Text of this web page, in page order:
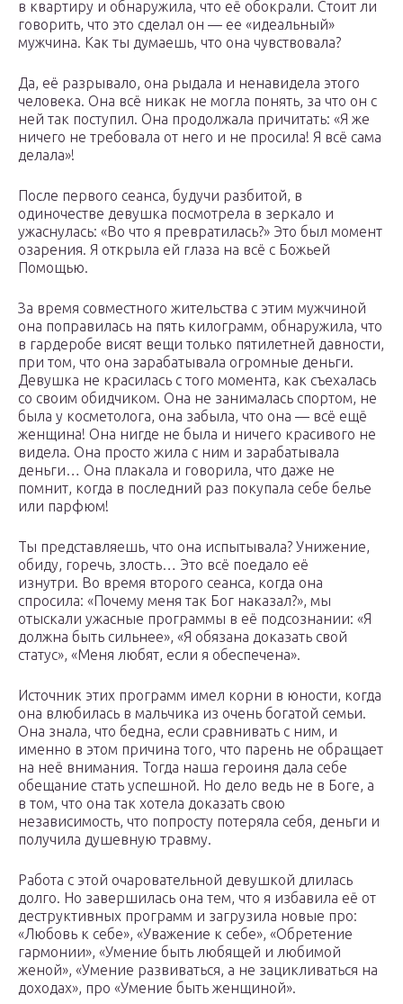
в квартиру и обнаружила, что её обокрали. Стоит ли
говорить, что это сделал он — ее «идеальный»
мужчина. Как ты думаешь, что она чувствовала?
Да, её разрывало, она рыдала и ненавидела этого
человека. Она всё никак не могла понять, за что он с
ней так поступил. Она продолжала причитать: «Я же
ничего не требовала от него и не просила! Я всё сама
делала»!
После первого сеанса, будучи разбитой, в
одиночестве девушка посмотрела в зеркало и
ужаснулась: «Во что я превратилась?» Это был момент
озарения. Я открыла ей глаза на всё с Божьей
Помощью.
За время совместного жительства с этим мужчиной
она поправилась на пять килограмм, обнаружила, что
в гардеробе висят вещи только пятилетней давности,
при том, что она зарабатывала огромные деньги.
Девушка не красилась с того момента, как съехалась
со своим обидчиком. Она не занималась спортом, не
была у косметолога, она забыла, что она — всё ещё
женщина! Она нигде не была и ничего красивого не
видела. Она просто жила с ним и зарабатывала
деньги… Она плакала и говорила, что даже не
помнит, когда в последний раз покупала себе белье
или парфюм!
Ты представляешь, что она испытывала? Унижение,
обиду, горечь, злость… Это всё поедало её
изнутри. Во время второго сеанса, когда она
спросила: «Почему меня так Бог наказал?», мы
отыскали ужасные программы в её подсознании: «Я
должна быть сильнее», «Я обязана доказать свой
статус», «Меня любят, если я обеспечена».
Источник этих программ имел корни в юности, когда
она влюбилась в мальчика из очень богатой семьи.
Она знала, что бедна, если сравнивать с ним, и
именно в этом причина того, что парень не обращает
на неё внимания. Тогда наша героиня дала себе
обещание стать успешной. Но дело ведь не в Боге, а
в том, что она так хотела доказать свою
независимость, что попросту потеряла себя, деньги и
получила душевную травму.
Работа с этой очаровательной девушкой длилась
долго. Но завершилась она тем, что я избавила её от
деструктивных программ и загрузила новые про:
«Любовь к себе», «Уважение к себе», «Обретение
гармонии», «Умение быть любящей и любимой
женой», «Умение развиваться, а не зацикливаться на
доходах», про «Умение быть женщиной».